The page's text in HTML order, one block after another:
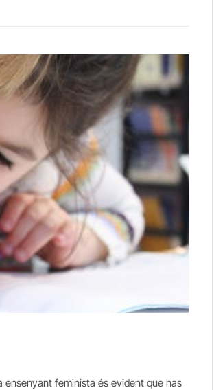
feminista és evident que has